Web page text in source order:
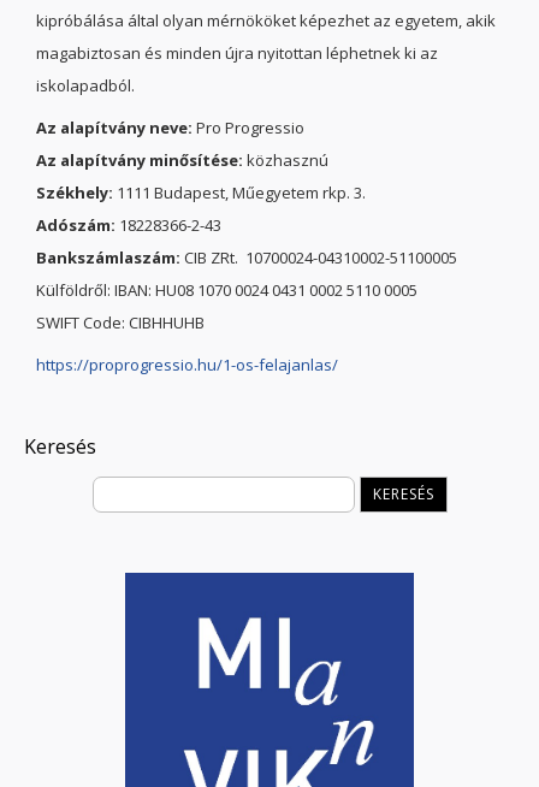
kipróbálása által olyan mérnököket képezhet az egyetem, akik
magabiztosan és minden újra nyitottan léphetnek ki az
iskolapadból.
Az alapítvány neve: Pro Progressio
Az alapítvány minősítése: közhasznú
Székhely: 1111 Budapest, Műegyetem rkp. 3.
Adószám: 18228366-2-43
Bankszámlaszám: CIB ZRt. 10700024-04310002-51100005
Külföldről: IBAN: HU08 1070 0024 0431 0002 5110 0005
SWIFT Code: CIBHHUHB
https://proprogressio.hu/1-os-felajanlas/
Keresés